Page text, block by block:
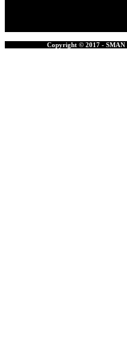
Copyright © 2017 -